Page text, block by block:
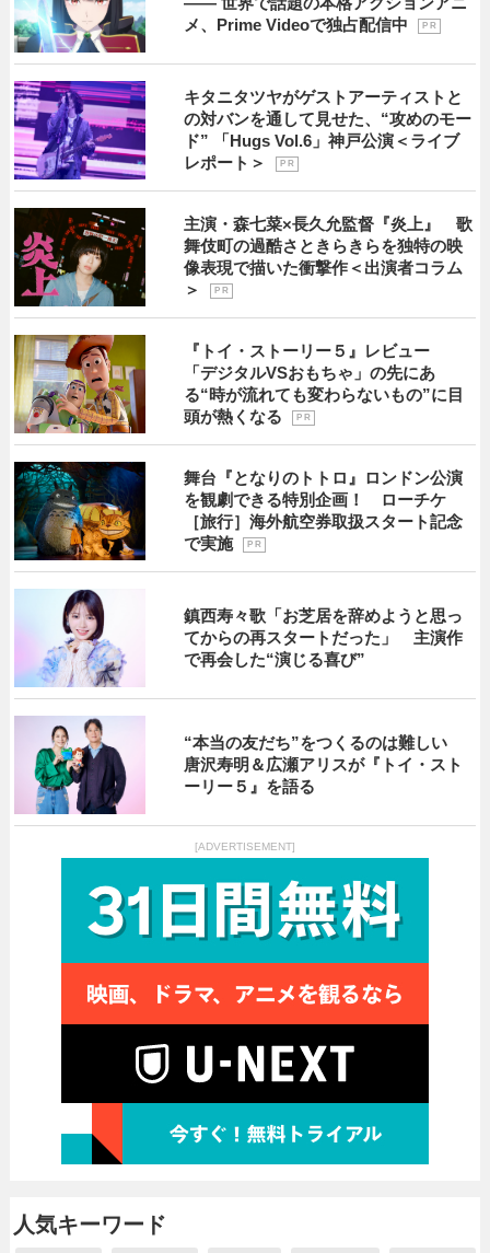
メ、Prime Videoで独占配信中
P R
キタニタツヤがゲストアーティストと
の対バンを通して見せた、“攻めのモー
ド” 「Hugs Vol.6」神戸公演＜ライブ
レポート＞
P R
主演・森七菜×長久允監督『炎上』 歌
舞伎町の過酷さときらきらを独特の映
像表現で描いた衝撃作＜出演者コラム
＞
P R
『トイ・ストーリー５』レビュー
「デジタルVSおもちゃ」の先にあ
る“時が流れても変わらないもの”に目
頭が熱くなる
P R
舞台『となりのトトロ』ロンドン公演
を観劇できる特別企画！ ローチケ
［旅行］海外航空券取扱スタート記念
で実施
P R
鎮西寿々歌「お芝居を辞めようと思っ
てからの再スタートだった」 主演作
で再会した“演じる喜び”
“本当の友だち”をつくるのは難しい
唐沢寿明＆広瀬アリスが『トイ・スト
ーリー５』を語る
[ADVERTISEMENT]
人気キーワード